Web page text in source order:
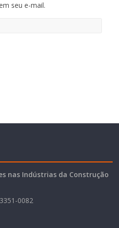
seu e-mail.
nas Indústrias da Construção
0082